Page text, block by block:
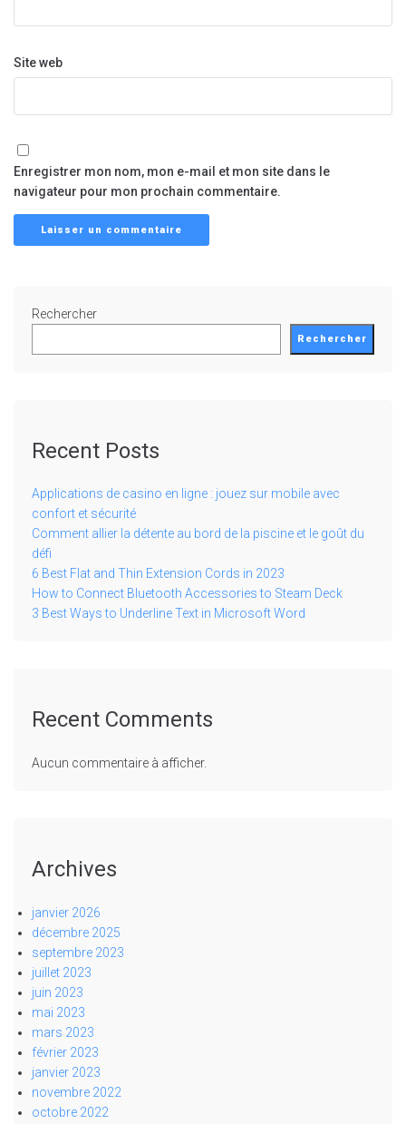
Site web
Enregistrer mon nom, mon e-mail et mon site dans le
navigateur pour mon prochain commentaire.
Rechercher
Rechercher
Recent Posts
Applications de casino en ligne : jouez sur mobile avec
confort et sécurité
Comment allier la détente au bord de la piscine et le goût du
défi
6 Best Flat and Thin Extension Cords in 2023
How to Connect Bluetooth Accessories to Steam Deck
3 Best Ways to Underline Text in Microsoft Word
Recent Comments
Aucun commentaire à afficher.
Archives
janvier 2026
décembre 2025
septembre 2023
juillet 2023
juin 2023
mai 2023
mars 2023
février 2023
janvier 2023
novembre 2022
octobre 2022